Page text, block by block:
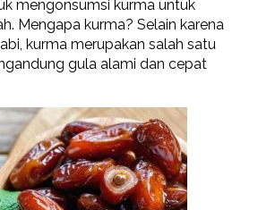
mengonsumsi kurma untuk
Mengapa kurma? Selain karena
kurma merupakan salah satu
gula alami dan cepat